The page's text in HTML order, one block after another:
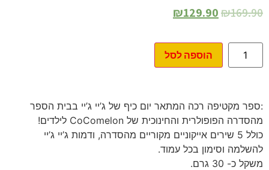
₪169.90
₪129.90
הוספה לסל
:ספר מקטיפה רכה המתאר יום כיף של ג’יי ג’יי בבית הספר
מהסדרה הפופולרית והחינוכית של CoComelon לילדים!
כולל 5 שירים אייקוניים מקוריים מהסדרה, ודמות ג’יי ג’יי
להשלמה וסימון בכל עמוד.
משקל כ- 30 גרם.